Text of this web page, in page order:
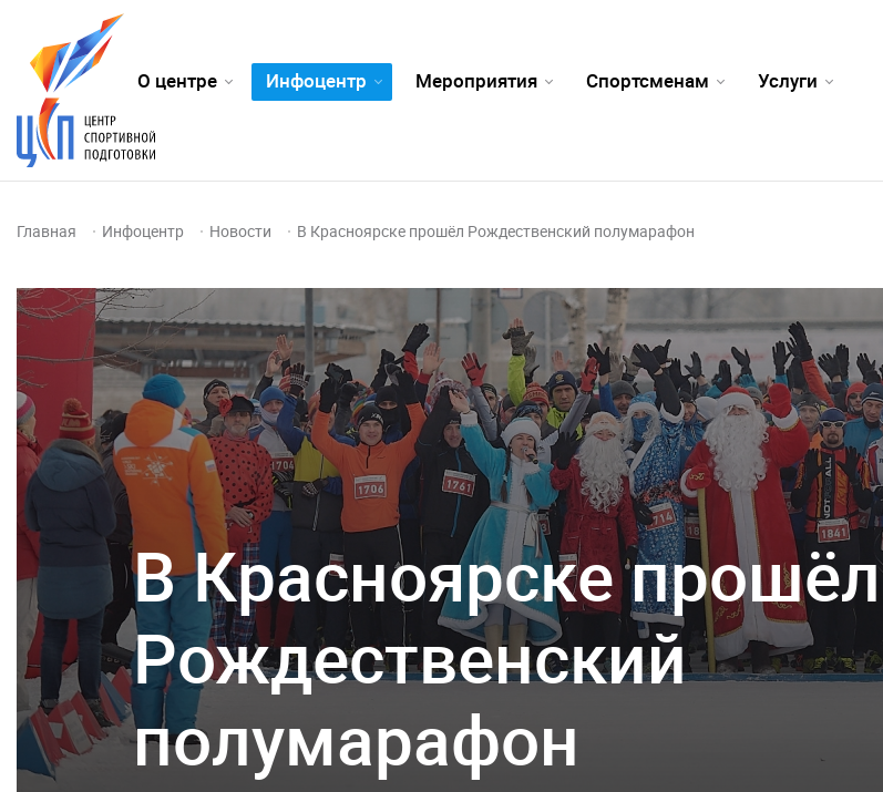
О центре Инфоцентр Мероприятия Спортсменам Услуги
Главная Инфоцентр Новости В Красноярске прошёл Рождественский полумарафон
В Красноярске прошёл
Рождественский
полумарафон